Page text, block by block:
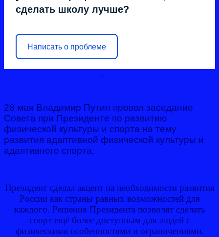
сделать школу лучше?
Написать о проблеме
28 мая Владимир Путин провел заседание
Совета при Президенте по развитию
физической культуры и спорта на тему
развития адаптивной физической культуры и
адаптивного спорта.
Президент сделал акцент на необходимости развития
России как страны равных возможностей для
каждого. Решения Президента позволят сделать
спорт ещё более доступным для людей с
физическими особенностями и ограничениями.